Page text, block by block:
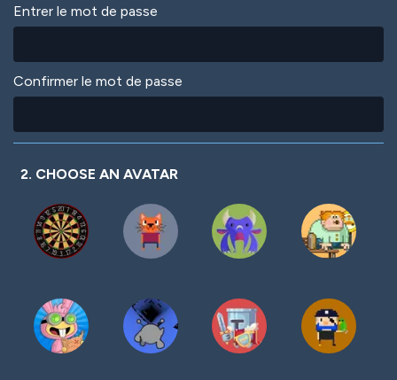
Entrer le mot de passe
Confirmer le mot de passe
2. CHOOSE AN AVATAR